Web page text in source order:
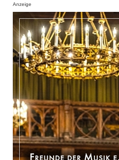
Anzeige